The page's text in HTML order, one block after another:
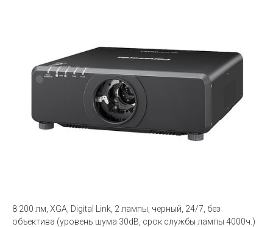
8 200 лм, XGA, Digital Link, 2 лампы, черный, 24/7, без
объектива (уровень шума 30dB, срок службы лампы 4000ч.)